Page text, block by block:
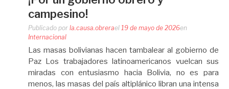
campesino!
Publicado por la.causa.obrerael 19 de mayo de 2026en
Internacional
Las masas bolivianas hacen tambalear al gobierno de
Paz Los trabajadores latinoamericanos vuelcan sus
miradas con entusiasmo hacia Bolivia, no es para
menos, las masas del país altiplánico libran una intensa